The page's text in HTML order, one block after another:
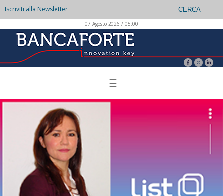
Iscriviti alla Newsletter CERCA
07 Agosto 2026 / 05:00
☰